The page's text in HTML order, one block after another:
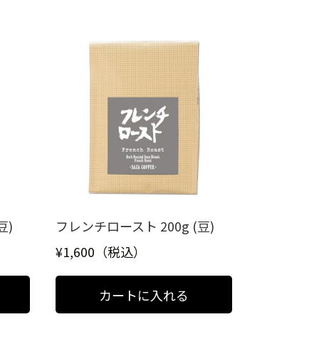
)
フレンチロースト 200g (豆)
¥1,600（税込）